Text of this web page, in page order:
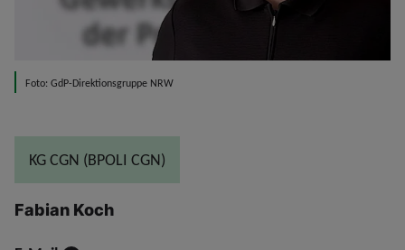
Foto: GdP-Direktionsgruppe NRW
KG CGN (BPOLI CGN)
Fabian Koch